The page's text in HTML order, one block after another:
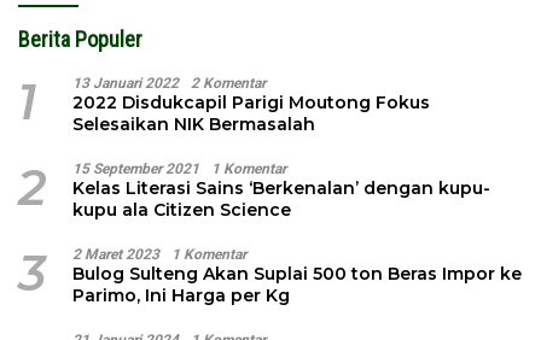
Berita Populer
1 13 Januari 2022 2 Komentar
2022 Disdukcapil Parigi Moutong Fokus
Selesaikan NIK Bermasalah
2 15 September 2021 1 Komentar
Kelas Literasi Sains ‘Berkenalan’ dengan kupu-
kupu ala Citizen Science
3 2 Maret 2023 1 Komentar
Bulog Sulteng Akan Suplai 500 ton Beras Impor ke
Parimo, Ini Harga per Kg